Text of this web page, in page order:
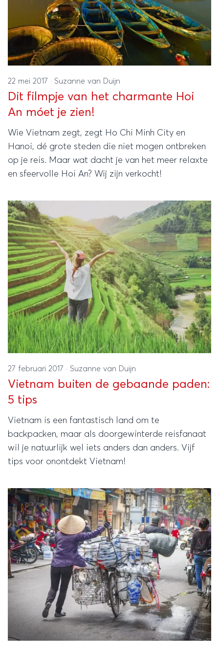
22 mei 2017 · Suzanne van Duijn
Dit filmpje van het charmante Hoi
An móet je zien!
Wie Vietnam zegt, zegt Ho Chi Minh City en
Hanoi, dé grote steden die niet mogen ontbreken
op je reis. Maar wat dacht je van het meer relaxte
en sfeervolle Hoi An? Wij zijn verkocht!
27 februari 2017 · Suzanne van Duijn
Vietnam buiten de gebaande paden:
5 tips
Vietnam is een fantastisch land om te
backpacken, maar als doorgewinterde reisfanaat
wil je natuurlijk wel iets anders dan anders. Vijf
tips voor onontdekt Vietnam!